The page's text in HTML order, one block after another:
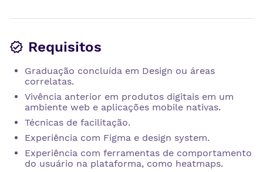
Requisitos
Graduação concluída em Design ou áreas
correlatas.
Vivência anterior em produtos digitais em um
ambiente web e aplicações mobile nativas.
Técnicas de facilitação.
Experiência com Figma e design system.
Experiência com ferramentas de comportamento
do usuário na plataforma, como heatmaps.